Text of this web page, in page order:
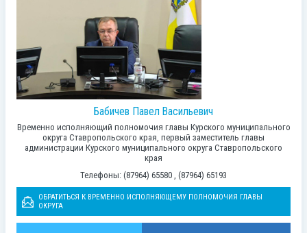
Бабичев Павел Васильевич
Временно исполняющий полномочия главы Курского муниципального
округа Ставропольского края, первый заместитель главы
администрации Курского муниципального округа Ставропольского
края
Телефоны: (87964) 65580 , (87964) 65193
ОБРАТИТЬСЯ К ВРЕМЕННО ИСПОЛНЯЮЩЕМУ ПОЛНОМОЧИЯ ГЛАВЫ
ОКРУГА